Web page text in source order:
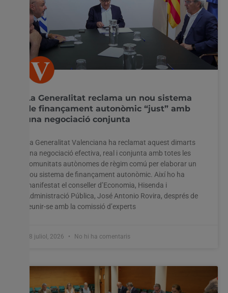
La Generalitat reclama un nou sistema
de finançament autonòmic “just” amb
una negociació conjunta
La Generalitat Valenciana ha reclamat aquest dimarts
una negociació efectiva, real i conjunta amb totes les
comunitats autònomes de règim comú per elaborar un
nou sistema de finançament autonòmic. Així ho ha
manifestat el conseller d’Economia, Hisenda i
Administració Pública, José Antonio Rovira, després de
reunir-se amb la comissió d’experts
28 juliol, 2026 No hi ha comentaris